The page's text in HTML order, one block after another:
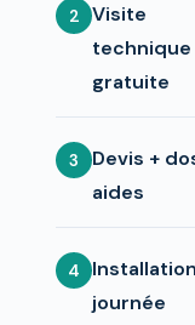
Visite
technique
gratuite
Devis +
aides
journée